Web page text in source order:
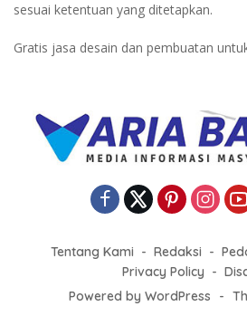
sesuai ketentuan yang ditetapkan.
Gratis jasa desain dan pembuatan
Tentang Kami Redaksi
Privacy Policy
Powered by WordPress
-